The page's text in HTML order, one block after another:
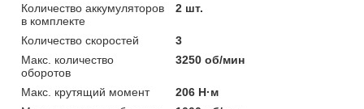
Количество аккумуляторов
в комплекте
2 шт.
Количество скоростей
3
Макс. количество
оборотов
3250 об/мин
Макс. крутящий момент
206 Н·м